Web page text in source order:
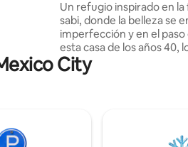
Un refugio inspirado en
sabi, donde la belleza se
imperfección y en el paso
esta casa de los años 40,
originales fueron
resaltados, dejando ver
City